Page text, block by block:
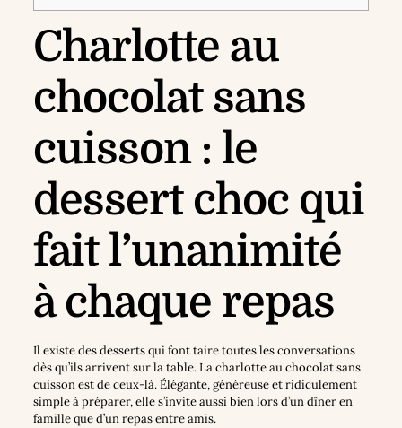
Charlotte au
chocolat sans
cuisson : le
dessert choc qui
fait l’unanimité
à chaque repas
Il existe des desserts qui font taire toutes les conversations
dès qu’ils arrivent sur la table. La charlotte au chocolat sans
cuisson est de ceux-là. Élégante, généreuse et ridiculement
simple à préparer, elle s’invite aussi bien lors d’un dîner en
famille que d’un repas entre amis.